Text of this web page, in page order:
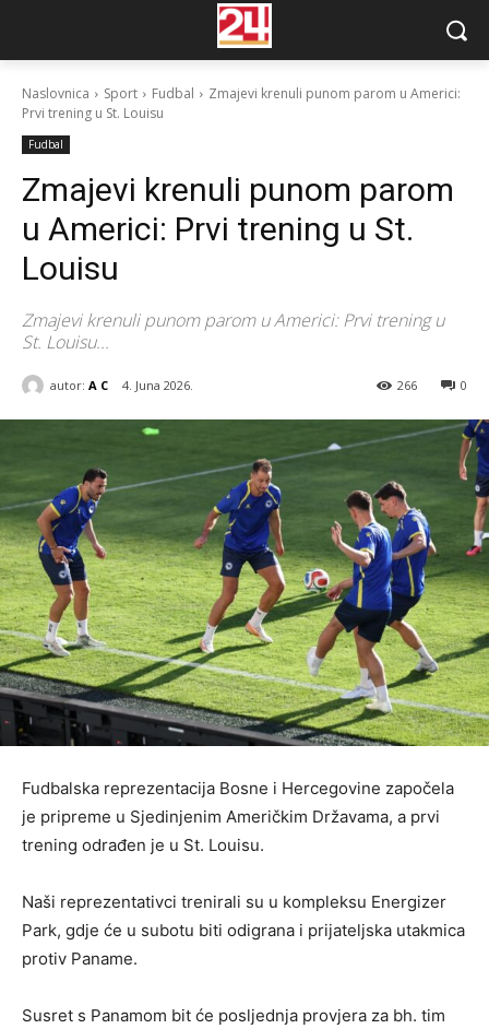
Naslovnica Sport Fudbal
Zmajevi krenuli punom parom u Americi:
Prvi trening u St. Louisu
Fudbal
Zmajevi krenuli punom parom
u Americi: Prvi trening u St.
Louisu
Zmajevi krenuli punom parom u Americi: Prvi trening u
St. Louisu...
autor: A C 4. Juna 2026. 0
266
Fudbalska reprezentacija Bosne i Hercegovine započela
je pripreme u Sjedinjenim Američkim Državama, a prvi
trening odrađen je u St. Louisu.
Naši reprezentativci trenirali su u kompleksu Energizer
Park, gdje će u subotu biti odigrana i prijateljska utakmica
protiv Paname.
Susret s Panamom bit će posljednja provjera za bh. tim